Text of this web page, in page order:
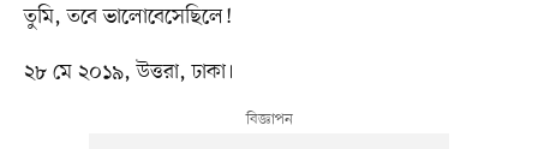
তুমি, তবে ভালোবেসেছিলে!
২৮ মে ২০১৯, উত্তরা, ঢাকা।